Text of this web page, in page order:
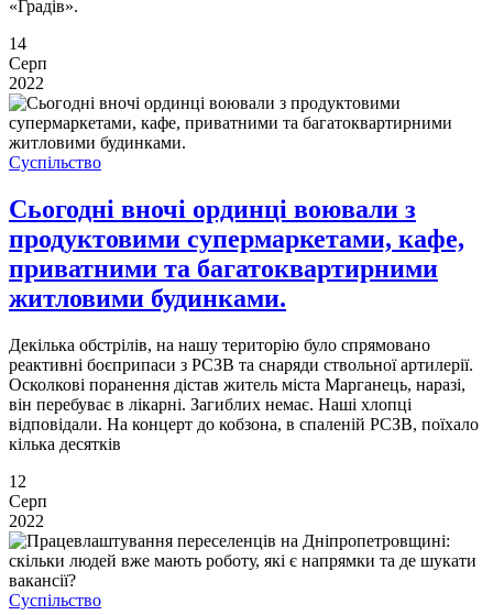
«Градів».
14
Серп
2022
Суспільство
Сьогодні вночі ординці воювали з
продуктовими супермаркетами, кафе,
приватними та багатоквартирними
житловими будинками.
Декілька обстрілів, на нашу територію було спрямовано
реактивні боєприпаси з РСЗВ та снаряди ствольної артилерії.
Осколкові поранення дістав житель міста Марганець, наразі,
він перебуває в лікарні. Загиблих немає. Наші хлопці
відповідали. На концерт до кобзона, в спаленій РСЗВ, поїхало
кілька десятків
12
Серп
2022
Суспільство